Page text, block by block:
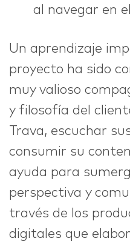
al navegar en
Un aprendizaje
proyecto ha sido
muy valioso
y filosofía del
Trava, escuchar
consumir su
ayuda para
perspectiva y
través de los
digitales que